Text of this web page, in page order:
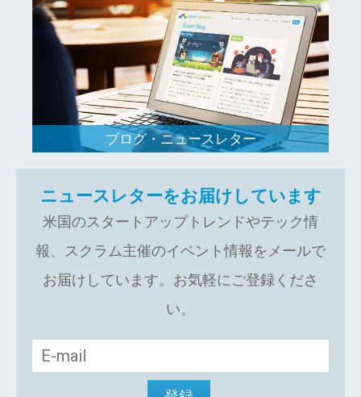
ブログ・ニュースレター
ニュースレターをお届けしています
米国のスタートアップトレンドやテック情
報、スクラム主催のイベント情報をメールで
お届けしています。お気軽にご登録くださ
い。